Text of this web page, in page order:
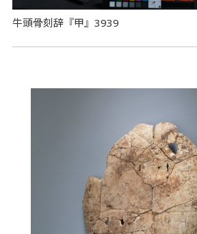
牛頭骨刻辞『甲』3939